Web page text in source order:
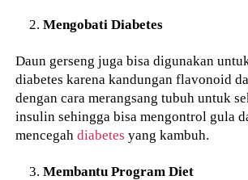
Mengobati Diabetes
Daun gerseng juga bisa digunakan
diabetes karena kandungan flavonoid
dengan cara merangsang tubuh untuk
insulin sehingga bisa mengontrol gula
mencegahdiabetes yang kambuh.
Membantu Program Diet